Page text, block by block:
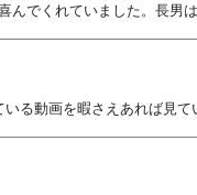
んでくれていました。長男
る動画を暇さえあれば見て